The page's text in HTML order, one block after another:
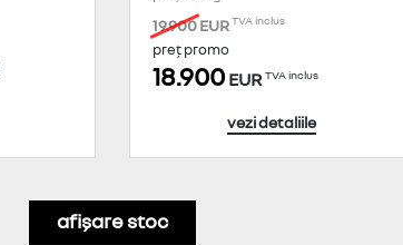
19.900 EUR TVA inclus
preț promo
18.900 EUR TVA inclus
vezi detaliile
afișare stoc